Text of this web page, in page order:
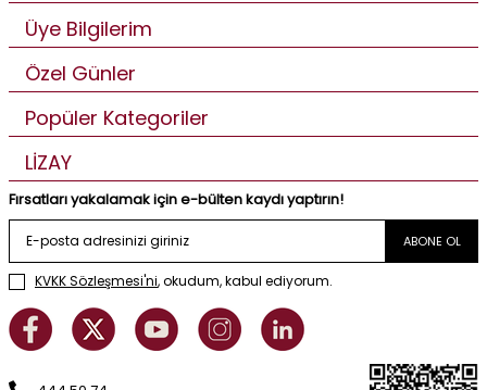
Üye Bilgilerim
Özel Günler
Popüler Kategoriler
LİZAY
Fırsatları yakalamak için e-bülten kaydı yaptırın!
ABONE OL
KVKK Sözleşmesi'ni, okudum, kabul ediyorum.